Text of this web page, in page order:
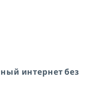
интернет без